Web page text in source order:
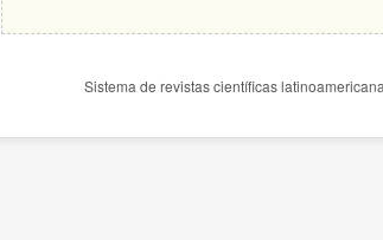
Sistema de revistas científicas